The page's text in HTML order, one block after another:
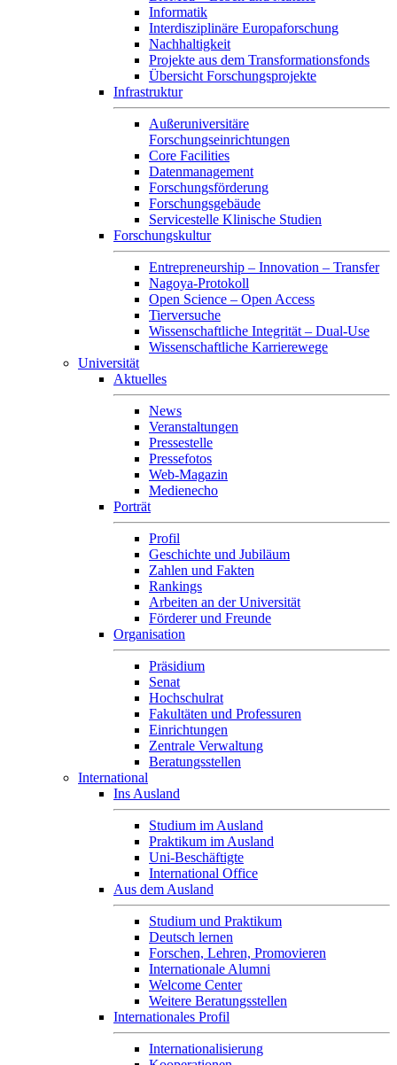
Informatik
Interdisziplinäre Europaforschung
Nachhaltigkeit
Projekte aus dem Transformationsfonds
Übersicht Forschungsprojekte
Infrastruktur
Außeruniversitäre
Forschungseinrichtungen
Core Facilities
Datenmanagement
Forschungsförderung
Forschungsgebäude
Servicestelle Klinische Studien
Forschungskultur
Entrepreneurship – Innovation – Transfer
Nagoya-Protokoll
Open Science – Open Access
Tierversuche
Wissenschaftliche Integrität – Dual-Use
Wissenschaftliche Karrierewege
Universität
Aktuelles
News
Veranstaltungen
Pressestelle
Pressefotos
Web-Magazin
Medienecho
Porträt
Profil
Geschichte und Jubiläum
Zahlen und Fakten
Rankings
Arbeiten an der Universität
Förderer und Freunde
Organisation
Präsidium
Senat
Hochschulrat
Fakultäten und Professuren
Einrichtungen
Zentrale Verwaltung
Beratungsstellen
International
Ins Ausland
Studium im Ausland
Praktikum im Ausland
Uni-Beschäftigte
International Office
Aus dem Ausland
Studium und Praktikum
Deutsch lernen
Forschen, Lehren, Promovieren
Internationale Alumni
Welcome Center
Weitere Beratungsstellen
Internationales Profil
Internationalisierung